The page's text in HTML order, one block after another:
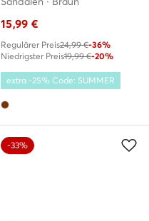
15,99 €
Regulärer Preis24,99 €-36%
Niedrigster Preis19,99 €-20%
extra -25% Code: SUMMER
-33%